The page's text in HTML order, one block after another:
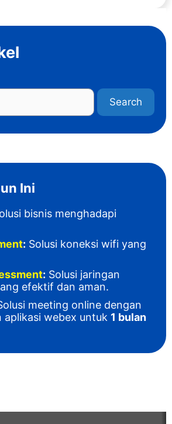
Search
Ini
bisnis menghadapi
: Solusi koneksi wifi yang
: Solusi jaringan
efektif dan aman.
meeting online dengan
aplikasi webex untuk 1 bulan